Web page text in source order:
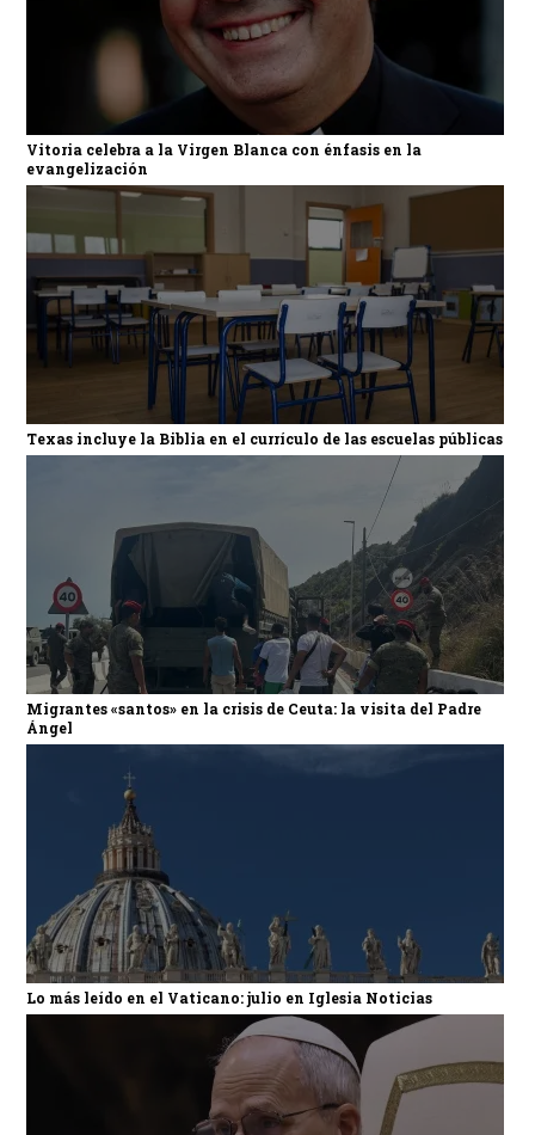
Vitoria celebra a la Virgen Blanca con énfasis en la
evangelización
Texas incluye la Biblia en el currículo de las escuelas públicas
Migrantes «santos» en la crisis de Ceuta: la visita del Padre
Ángel
Lo más leído en el Vaticano: julio en Iglesia Noticias